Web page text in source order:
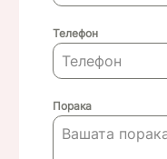
Телефон
Порака